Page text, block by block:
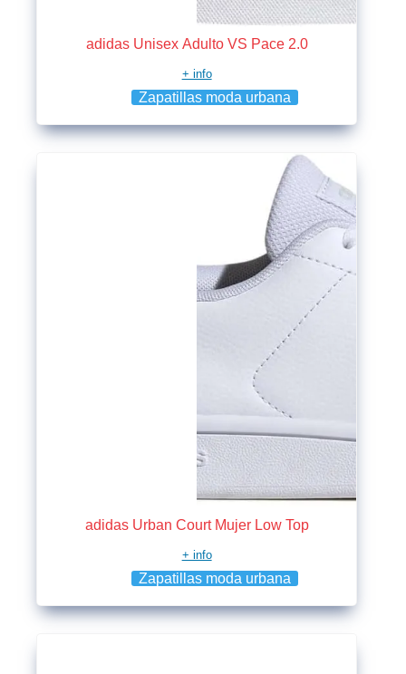
adidas Unisex Adulto VS Pace 2.0
+ info
Zapatillas moda urbana
adidas Urban Court Mujer Low Top
+ info
Zapatillas moda urbana